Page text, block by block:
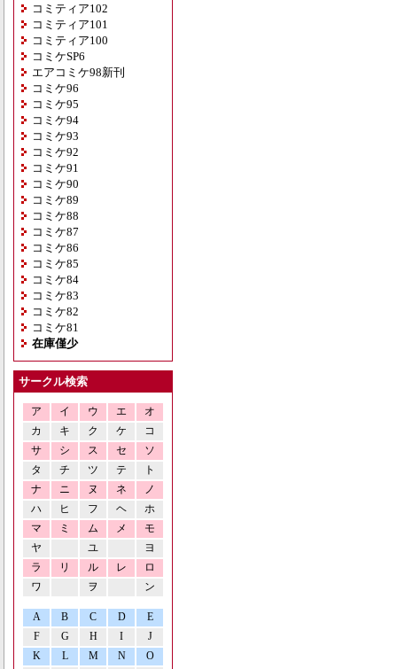
コミティア102
コミティア101
コミティア100
コミケSP6
エアコミケ98新刊
コミケ96
コミケ95
コミケ94
コミケ93
コミケ92
コミケ91
コミケ90
コミケ89
コミケ88
コミケ87
コミケ86
コミケ85
コミケ84
コミケ83
コミケ82
コミケ81
在庫僅少
サークル検索
ア イ ウ エ
オ
カ
キ ク ケ
コ
サ
シ ス セ
ソ
タ
チ ツ テ
ト
ナ
ニ ヌ ネ
ノ
ハ
ヒ フ ヘ
ホ
マ
ミ ム メ
モ
ヤ
ユ
ヨ
ラ
リ ル レ
ロ
ワ
ヲ ン
A B C D
E
F
G H I
J
K
L M N O